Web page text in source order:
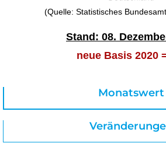
(Quelle: Statistisches
Stand: 08.
neue Basis 2020
Monatswert